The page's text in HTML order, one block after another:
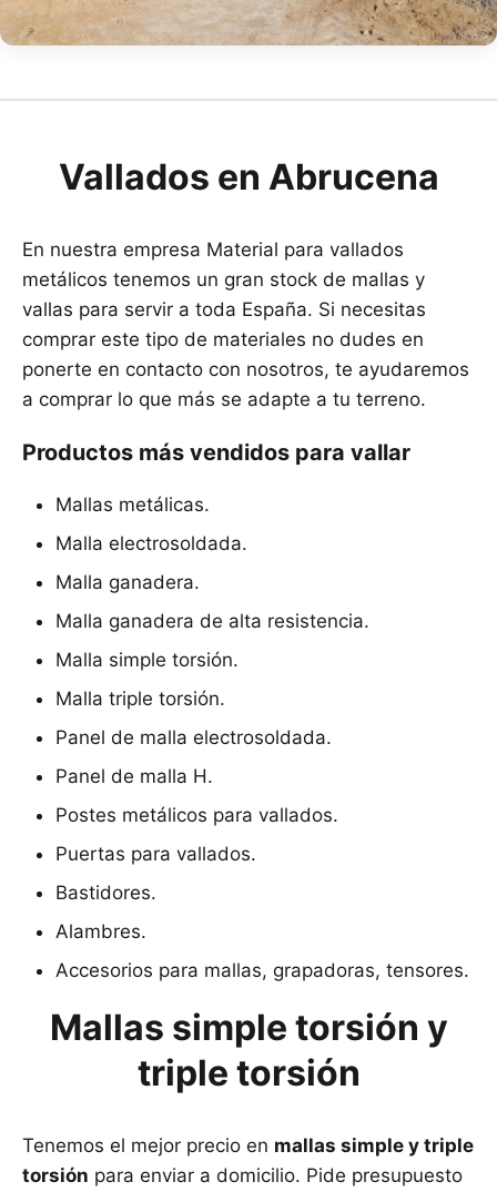
Vallados en Abrucena
En nuestra empresa Material para vallados
metálicos tenemos un gran stock de mallas y
vallas para servir a toda España. Si necesitas
comprar este tipo de materiales no dudes en
ponerte en contacto con nosotros, te ayudaremos
a comprar lo que más se adapte a tu terreno.
Productos más vendidos para vallar
Mallas metálicas.
Malla electrosoldada.
Malla ganadera.
Malla ganadera de alta resistencia.
Malla simple torsión.
Malla triple torsión.
Panel de malla electrosoldada.
Panel de malla H.
Postes metálicos para vallados.
Puertas para vallados.
Bastidores.
Alambres.
Accesorios para mallas, grapadoras, tensores.
Mallas simple torsión y
triple torsión
Tenemos el mejor precio en mallas simple y triple
torsión para enviar a domicilio. Pide presupuesto